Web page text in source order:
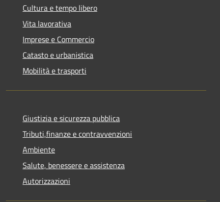
Cultura e tempo libero
Vita lavorativa
Imprese e Commercio
Catasto e urbanistica
Mobilità e trasporti
Giustizia e sicurezza pubblica
Tributi,finanze e contravvenzioni
Ambiente
Salute, benessere e assistenza
Autorizzazioni